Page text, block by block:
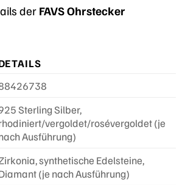
der FAVS Ohrstecker
Sterling Silber,
vergoldet/rosévergoldet (je
Ausführung)
synthetische Edelsteine,
(je nach Ausführung)